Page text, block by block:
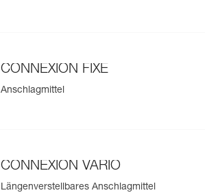
CONNEXION FIXE
Anschlagmittel
CONNEXION VARIO
Längenverstellbares Anschlagmittel